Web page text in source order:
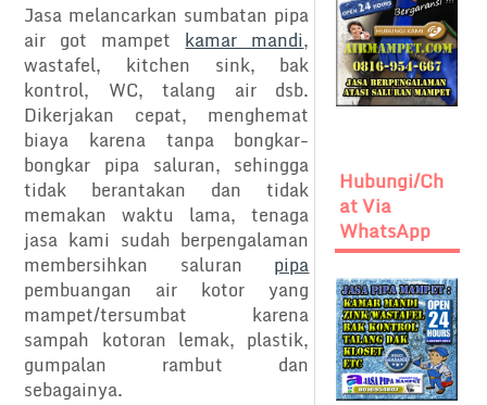
Jasa melancarkan sumbatan pipa
air got mampet kamar mandi,
wastafel, kitchen sink, bak
kontrol, WC, talang air dsb.
Dikerjakan cepat, menghemat
biaya karena tanpa bongkar-
bongkar pipa saluran, sehingga
tidak berantakan dan tidak
memakan waktu lama, tenaga
jasa kami sudah berpengalaman
membersihkan saluran pipa
pembuangan air kotor yang
mampet/tersumbat karena
sampah kotoran lemak, plastik,
gumpalan rambut dan
sebagainya.
Hubungi/Ch
At Via
WhatsApp